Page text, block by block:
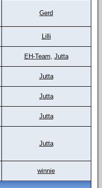
Gerd
Lilli
EH-Team, Jutta
Jutta
Jutta
Jutta
Jutta
winnie